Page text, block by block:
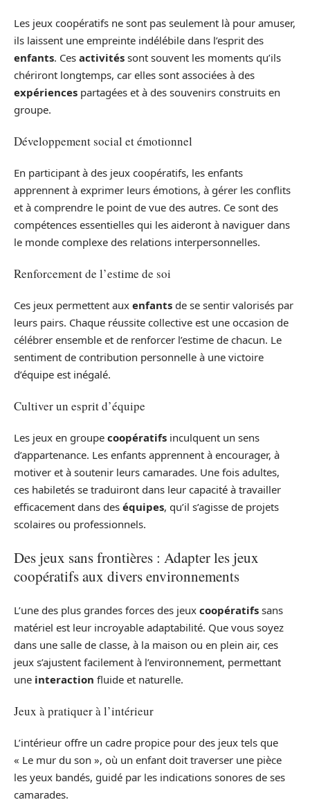
Les jeux coopératifs ne sont pas seulement là pour amuser,
ils laissent une empreinte indélébile dans l’esprit des
enfants. Ces activités sont souvent les moments qu’ils
chériront longtemps, car elles sont associées à des
expériences partagées et à des souvenirs construits en
groupe.
Développement social et émotionnel
En participant à des jeux coopératifs, les enfants
apprennent à exprimer leurs émotions, à gérer les conflits
et à comprendre le point de vue des autres. Ce sont des
compétences essentielles qui les aideront à naviguer dans
le monde complexe des relations interpersonnelles.
Renforcement de l’estime de soi
Ces jeux permettent aux enfants de se sentir valorisés par
leurs pairs. Chaque réussite collective est une occasion de
célébrer ensemble et de renforcer l’estime de chacun. Le
sentiment de contribution personnelle à une victoire
d’équipe est inégalé.
Cultiver un esprit d’équipe
Les jeux en groupe coopératifs inculquent un sens
d’appartenance. Les enfants apprennent à encourager, à
motiver et à soutenir leurs camarades. Une fois adultes,
ces habiletés se traduiront dans leur capacité à travailler
efficacement dans des équipes, qu’il s’agisse de projets
scolaires ou professionnels.
Des jeux sans frontières : Adapter les jeux
coopératifs aux divers environnements
L’une des plus grandes forces des jeux coopératifs sans
matériel est leur incroyable adaptabilité. Que vous soyez
dans une salle de classe, à la maison ou en plein air, ces
jeux s’ajustent facilement à l’environnement, permettant
une interaction fluide et naturelle.
Jeux à pratiquer à l’intérieur
L’intérieur offre un cadre propice pour des jeux tels que
« Le mur du son », où un enfant doit traverser une pièce
les yeux bandés, guidé par les indications sonores de ses
camarades.